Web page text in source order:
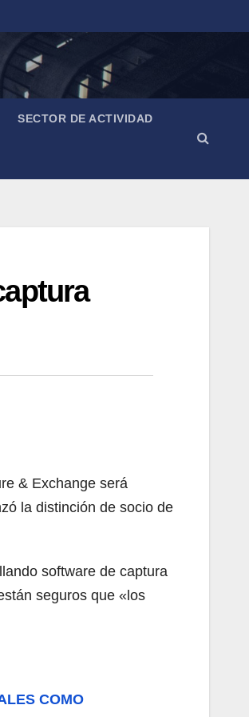
SECTOR DE ACTIVIDAD
& Exchange será
la distinción de socio de
software de captura
seguros que «los
COMO